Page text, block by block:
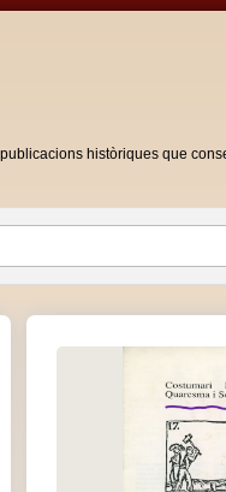
històriques que